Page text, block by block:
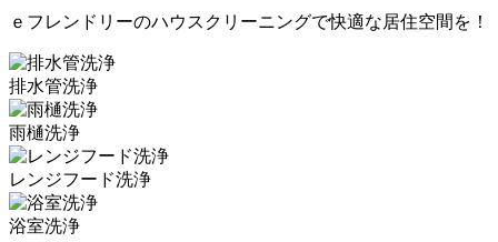
ｅフレンドリーのハウスクリーニングで快適な居住空間を！
排水管洗浄
雨樋洗浄
レンジフード洗浄
浴室洗浄